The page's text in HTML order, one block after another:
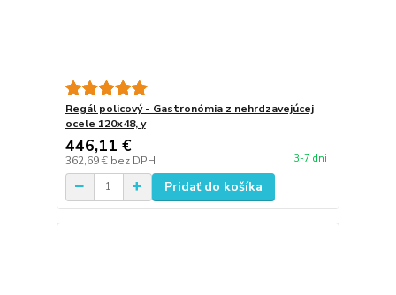
Regál policový - Gastronómia z nehrdzavejúcej
ocele 120x48, y
446,11 €
362,69 € bez DPH 3-7 dni
Pridať do košíka